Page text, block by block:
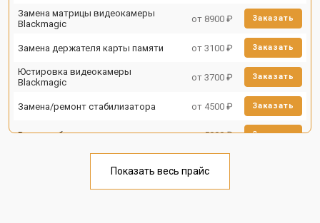
Замена матрицы видеокамеры
Blackmagic
от 8900 ₽ Заказать
Замена держателя карты памяти от 3100 ₽ Заказать
Юстировка видеокамеры
Blackmagic
от 3700 ₽ Заказать
Замена/ремонт стабилизатора от 4500 ₽ Заказать
Ремонт объектива от 5000 ₽ Заказать
Показать весь прайс